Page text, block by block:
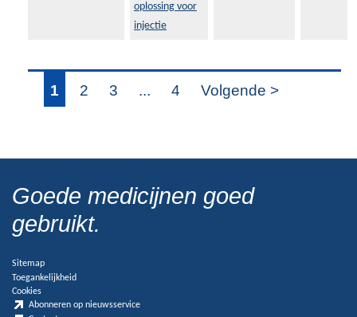
oplossing voor
injectie
1 2 3 ... 4 Volgende >
Goede medicijnen goed
gebruikt.
Sitemap
Toegankelijkheid
Cookies
Abonneren op nieuwsservice